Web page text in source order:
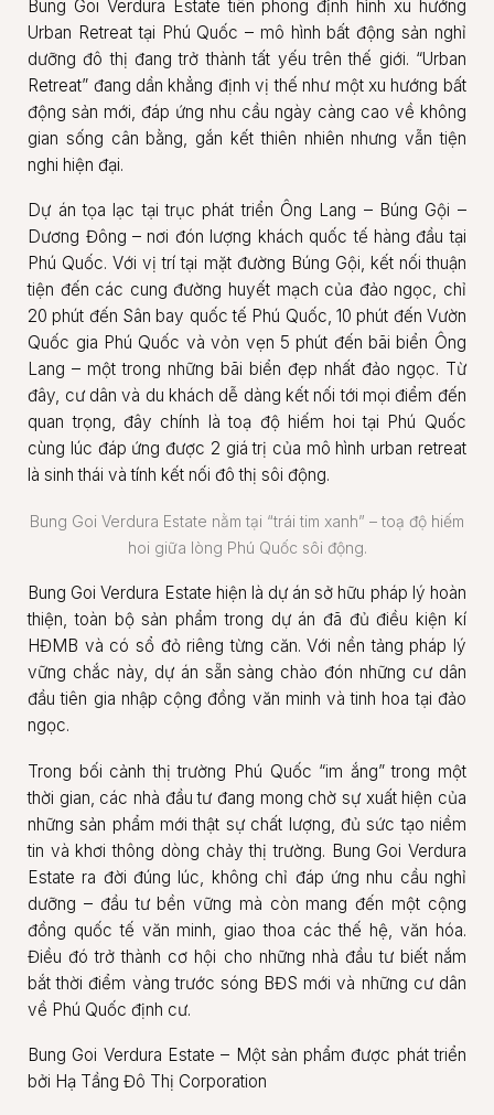
Bung Goi Verdura Estate tiên phong định hình xu hướng
Urban Retreat tại Phú Quốc – mô hình bất động sản nghỉ
dưỡng đô thị đang trở thành tất yếu trên thế giới. “Urban
Retreat” đang dần khẳng định vị thế như một xu hướng bất
động sản mới, đáp ứng nhu cầu ngày càng cao về không
gian sống cân bằng, gắn kết thiên nhiên nhưng vẫn tiện
nghi hiện đại.
Dự án tọa lạc tại trục phát triển Ông Lang – Búng Gội –
Dương Đông – nơi đón lượng khách quốc tế hàng đầu tại
Phú Quốc. Với vị trí tại mặt đường Búng Gội, kết nối thuận
tiện đến các cung đường huyết mạch của đảo ngọc, chỉ
20 phút đến Sân bay quốc tế Phú Quốc, 10 phút đến Vườn
Quốc gia Phú Quốc và vỏn vẹn 5 phút đến bãi biển Ông
Lang – một trong những bãi biển đẹp nhất đảo ngọc. Từ
đây, cư dân và du khách dễ dàng kết nối tới mọi điểm đến
quan trọng, đây chính là toạ độ hiếm hoi tại Phú Quốc
cùng lúc đáp ứng được 2 giá trị của mô hình urban retreat
là sinh thái và tính kết nối đô thị sôi động.
Bung Goi Verdura Estate nằm tại “trái tim xanh” – toạ độ hiếm
hoi giữa lòng Phú Quốc sôi động.
Bung Goi Verdura Estate hiện là dự án sở hữu pháp lý hoàn
thiện, toàn bộ sản phẩm trong dự án đã đủ điều kiện kí
HĐMB và có sổ đỏ riêng từng căn. Với nền tảng pháp lý
vững chắc này, dự án sẵn sàng chào đón những cư dân
đầu tiên gia nhập cộng đồng văn minh và tinh hoa tại đảo
ngọc.
Trong bối cảnh thị trường Phú Quốc “im ắng” trong một
thời gian, các nhà đầu tư đang mong chờ sự xuất hiện của
những sản phẩm mới thật sự chất lượng, đủ sức tạo niềm
tin và khơi thông dòng chảy thị trường. Bung Goi Verdura
Estate ra đời đúng lúc, không chỉ đáp ứng nhu cầu nghỉ
dưỡng – đầu tư bền vững mà còn mang đến một cộng
đồng quốc tế văn minh, giao thoa các thế hệ, văn hóa.
Điều đó trở thành cơ hội cho những nhà đầu tư biết nắm
bắt thời điểm vàng trước sóng BĐS mới và những cư dân
về Phú Quốc định cư.
Bung Goi Verdura Estate – Một sản phẩm được phát triển
bởi Hạ Tầng Đô Thị Corporation